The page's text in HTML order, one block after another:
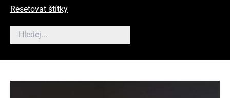
Resetovat štítky